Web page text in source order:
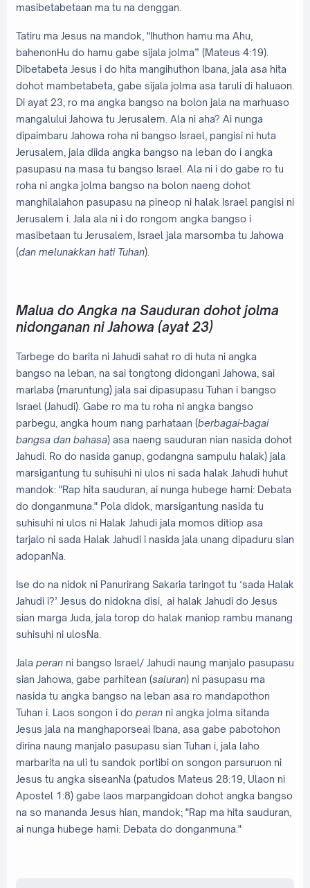
masibetabetaan ma tu na denggan.
Tatiru ma Jesus na mandok, "Ihuthon hamu ma Ahu,
bahenonHu do hamu gabe sijala jolma” (Mateus 4:19).
Dibetabeta Jesus i do hita mangihuthon Ibana, jala asa hita
dohot mambetabeta, gabe sijala jolma asa taruli di haluaon.
Di ayat 23, ro ma angka bangso na bolon jala na marhuaso
mangalului Jahowa tu Jerusalem. Ala ni aha? Ai nunga
dipaimbaru Jahowa roha ni bangso Israel, pangisi ni huta
Jerusalem, jala diida angka bangso na leban do i angka
pasupasu na masa tu bangso Israel. Ala ni i do gabe ro tu
roha ni angka jolma bangso na bolon naeng dohot
manghilalahon pasupasu na pineop ni halak Israel pangisi ni
Jerusalem i. Jala ala ni i do rongom angka bangso i
masibetaan tu Jerusalem, Israel jala marsomba tu Jahowa
(dan melunakkan hati Tuhan).
Malua do Angka na Sauduran dohot jolma
nidonganan ni Jahowa (ayat 23)
Tarbege do barita ni Jahudi sahat ro di huta ni angka
bangso na leban, na sai tongtong didongani Jahowa, sai
marlaba (maruntung) jala sai dipasupasu Tuhan i bangso
Israel (Jahudi). Gabe ro ma tu roha ni angka bangso
parbegu, angka houm nang parhataan (berbagai-bagai
bangsa dan bahasa) asa naeng sauduran nian nasida dohot
Jahudi. Ro do nasida ganup, godangna sampulu halak) jala
marsigantung tu suhisuhi ni ulos ni sada halak Jahudi huhut
mandok: "Rap hita sauduran, ai nunga hubege hami: Debata
do donganmuna." Pola didok, marsigantung nasida tu
suhisuhi ni ulos ni Halak Jahudi jala momos ditiop asa
tarjalo ni sada Halak Jahudi i nasida jala unang dipaduru sian
adopanNa.
Ise do na nidok ni Panurirang Sakaria taringot tu ‘sada Halak
Jahudi i?’ Jesus do nidokna disi, ai halak Jahudi do Jesus
sian marga Juda, jala torop do halak maniop rambu manang
suhisuhi ni ulosNa.
Jala peran ni bangso Israel/ Jahudi naung manjalo pasupasu
sian Jahowa, gabe parhitean (saluran) ni pasupasu ma
nasida tu angka bangso na leban asa ro mandapothon
Tuhan i. Laos songon i do peran ni angka jolma sitanda
Jesus jala na manghaporseai Ibana, asa gabe pabotohon
dirina naung manjalo pasupasu sian Tuhan i, jala laho
marbarita na uli tu sandok portibi on songon parsuruon ni
Jesus tu angka siseanNa (patudos Mateus 28:19, Ulaon ni
Apostel 1:8) gabe laos marpangidoan dohot angka bangso
na so mananda Jesus hian, mandok; "Rap ma hita sauduran,
ai nunga hubege hami: Debata do donganmuna."